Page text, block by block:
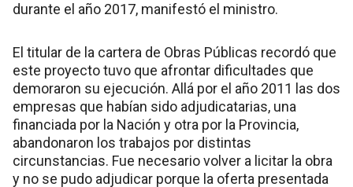
durante el año 2017, manifestó el ministro.
El titular de la cartera de Obras Públicas recordó que
este proyecto tuvo que afrontar dificultades que
demoraron su ejecución. Allá por el año 2011 las dos
empresas que habían sido adjudicatarias, una
financiada por la Nación y otra por la Provincia,
abandonaron los trabajos por distintas
circunstancias. Fue necesario volver a licitar la obra
y no se pudo adjudicar porque la oferta presentada